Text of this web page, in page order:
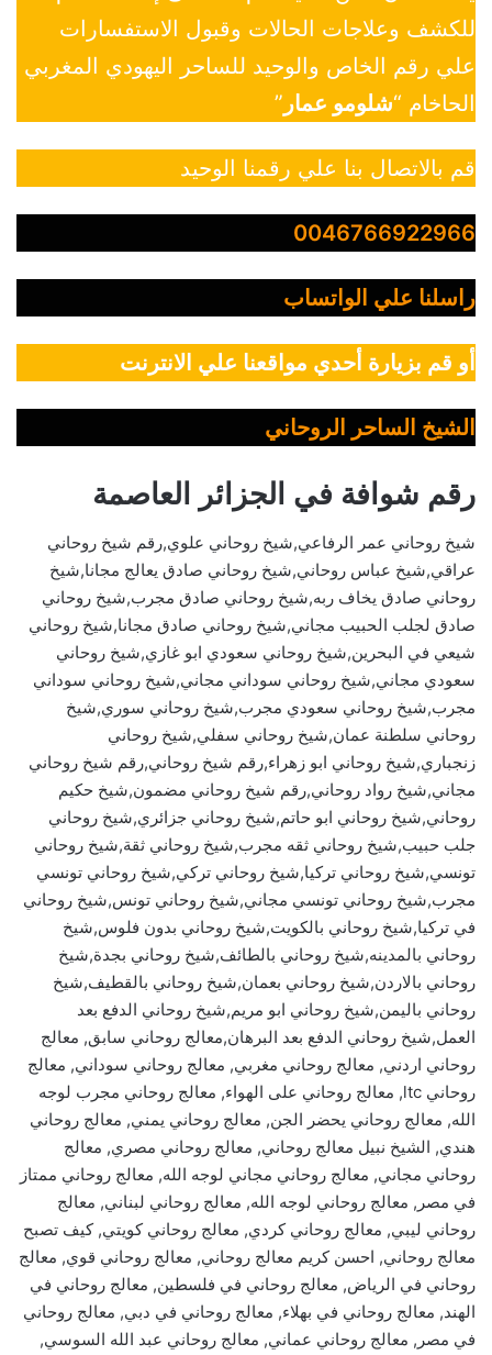
للكشف وعلاجات الحالات وقبول الاستفسارات
علي رقم الخاص والوحيد للساحر اليهودي المغربي
الحاخام “شلومو عمار ”
قم بالاتصال بنا علي رقمنا الوحيد
0046766922966
راسلنا علي الواتساب
أو قم بزيارة أحدي مواقعنا علي الانترنت
الشيخ الساحر الروحاني
رقم شوافة في الجزائر العاصمة
شيخ روحاني عمر الرفاعي,شيخ روحاني علوي,رقم شيخ روحاني
عراقي,شيخ عباس روحاني,شيخ روحاني صادق يعالج مجانا,شيخ
روحاني صادق يخاف ربه,شيخ روحاني صادق مجرب,شيخ روحاني
صادق لجلب الحبيب مجاني,شيخ روحاني صادق مجانا,شيخ روحاني
شيعي في البحرين,شيخ روحاني سعودي ابو غازي,شيخ روحاني
سعودي مجاني,شيخ روحاني سوداني مجاني,شيخ روحاني سوداني
مجرب,شيخ روحاني سعودي مجرب,شيخ روحاني سوري,شيخ
روحاني سلطنة عمان,شيخ روحاني سفلي,شيخ روحاني
زنجباري,شيخ روحاني ابو زهراء,رقم شيخ روحاني,رقم شيخ روحاني
مجاني,شيخ رواد روحاني,رقم شيخ روحاني مضمون,شيخ حكيم
روحاني,شيخ روحاني ابو حاتم,شيخ روحاني جزائري,شيخ روحاني
جلب حبيب,شيخ روحاني ثقه مجرب,شيخ روحاني ثقة,شيخ روحاني
تونسي,شيخ روحاني تركيا,شيخ روحاني تركي,شيخ روحاني تونسي
مجرب,شيخ روحاني تونسي مجاني,شيخ روحاني تونس,شيخ روحاني
في تركيا,شيخ روحاني بالكويت,شيخ روحاني بدون فلوس,شيخ
روحاني بالمدينه,شيخ روحاني بالطائف,شيخ روحاني بجدة,شيخ
روحاني بالاردن,شيخ روحاني بعمان,شيخ روحاني بالقطيف,شيخ
روحاني باليمن,شيخ روحاني ابو مريم,شيخ روحاني الدفع بعد
العمل,شيخ روحاني الدفع بعد البرهان,معالج روحاني سابق, معالج
روحاني اردني, معالج روحاني مغربي, معالج روحاني سوداني, معالج
روحاني ltc, معالج روحاني على الهواء, معالج روحاني مجرب لوجه
الله, معالج روحاني يحضر الجن, معالج روحاني يمني, معالج روحاني
هندي, الشيخ نبيل معالج روحاني, معالج روحاني مصري, معالج
روحاني مجاني, معالج روحاني مجاني لوجه الله, معالج روحاني ممتاز
في مصر, معالج روحاني لوجه الله, معالج روحاني لبناني, معالج
روحاني ليبي, معالج روحاني كردي, معالج روحاني كويتي, كيف تصبح
معالج روحاني, احسن كريم معالج روحاني, معالج روحاني قوي, معالج
روحاني في الرياض, معالج روحاني في فلسطين, معالج روحاني في
الهند, معالج روحاني في بهلاء, معالج روحاني في دبي, معالج روحاني
في مصر, معالج روحاني عماني, معالج روحاني عبد الله السوسي,